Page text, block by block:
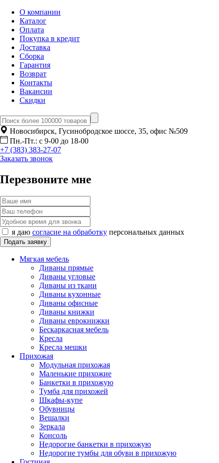
О компании
Каталог
Оплата
Покупка в кредит
Доставка
Сборка
Гарантия
Возврат
Контакты
Вакансии
Скидки
Новосибирск, Гусинобродское шоссе, 35, офис №509
Пн.-Пт.: с 9-00 до 18-00
+7 (383) 383-27-07
Заказать звонок
Перезвоните мне
я даю согласие на обработку персональных данных
Мягкая мебель
Диваны прямые
Диваны угловые
Диваны из ткани
Диваны кухонные
Диваны офисные
Диваны книжки
Диваны еврокнижки
Бескаркасная мебель
Кресла
Кресла мешки
Прихожая
Модульная прихожая
Маленькие прихожие
Банкетки в прихожую
Тумба для прихожей
Шкафы-купе
Обувницы
Вешалки
Зеркала
Консоль
Недорогие банкетки в прихожую
Недорогие тумбы для обуви в прихожую